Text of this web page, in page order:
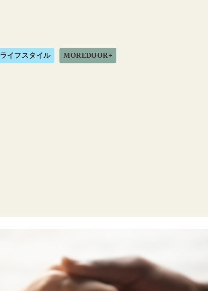
ライフスタイル MOREDOOR+